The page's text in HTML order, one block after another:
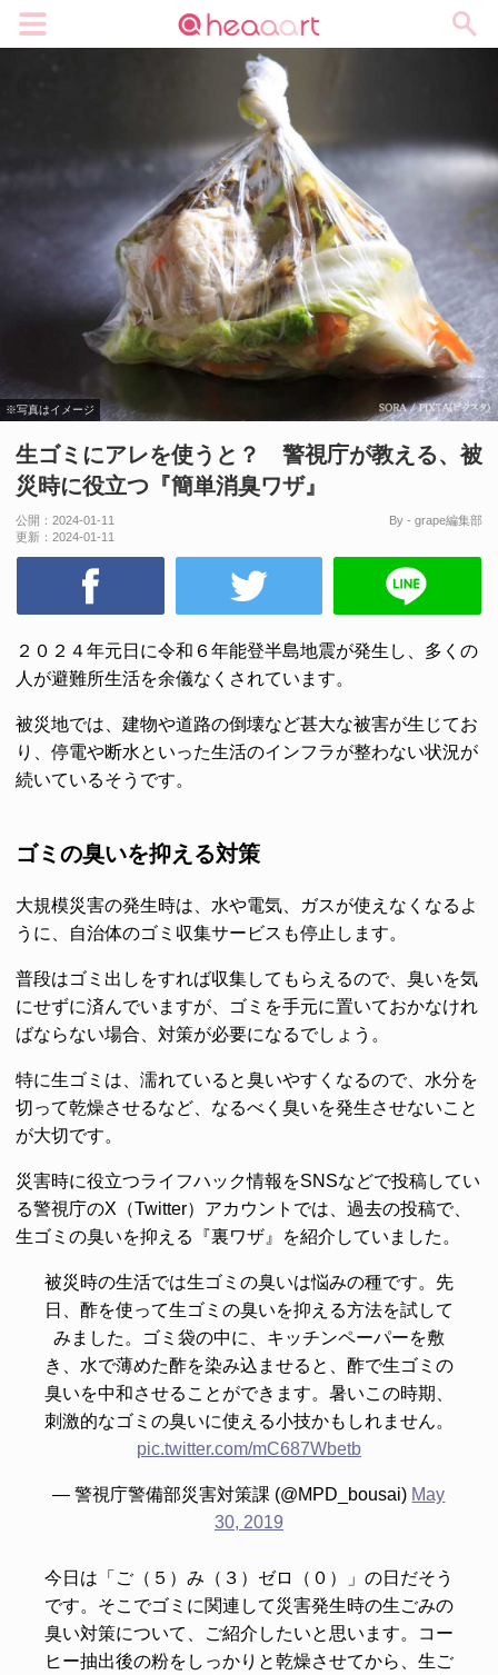
※写真はイメージ
生ゴミにアレを使うと？ 警視庁が教える、被
災時に役立つ『簡単消臭ワザ』
公開： 2024-01-11
更新： 2024-01-11
By - grape編集部
２０２４年元日に令和６年能登半島地震が発生し、多くの
人が避難所生活を余儀なくされています。
被災地では、建物や道路の倒壊など甚大な被害が生じてお
り、停電や断水といった生活のインフラが整わない状況が
続いているそうです。
ゴミの臭いを抑える対策
大規模災害の発生時は、水や電気、ガスが使えなくなるよ
うに、自治体のゴミ収集サービスも停止します。
普段はゴミ出しをすれば収集してもらえるので、臭いを気
にせずに済んでいますが、ゴミを手元に置いておかなけれ
ばならない場合、対策が必要になるでしょう。
特に生ゴミは、濡れていると臭いやすくなるので、水分を
切って乾燥させるなど、なるべく臭いを発生させないこと
が大切です。
災害時に役立つライフハック情報をSNSなどで投稿してい
る警視庁のX（Twitter）アカウントでは、過去の投稿で、
生ゴミの臭いを抑える『裏ワザ』を紹介していました。
被災時の生活では生ゴミの臭いは悩みの種です。先
日、酢を使って生ゴミの臭いを抑える方法を試して
みました。ゴミ袋の中に、キッチンペーパーを敷
き、水で薄めた酢を染み込ませると、酢で生ゴミの
臭いを中和させることができます。暑いこの時期、
刺激的なゴミの臭いに使える小技かもしれません。
pic.twitter.com/mC687Wbetb
— 警視庁警備部災害対策課 (@MPD_bousai) May
30, 2019
今日は「ご（５）み（３）ゼロ（０）」の日だそう
です。そこでゴミに関連して災害発生時の生ごみの
臭い対策について、ご紹介したいと思います。コー
ヒー抽出後の粉をしっかりと乾燥させてから、生ご